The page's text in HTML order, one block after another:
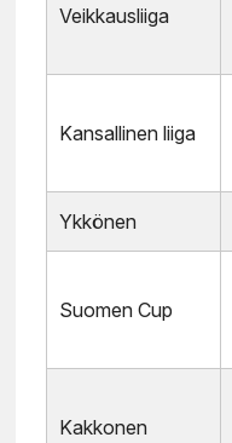
Veikkausliiga
Kansallinen liiga
Ykkönen
Suomen Cup
Kakkonen